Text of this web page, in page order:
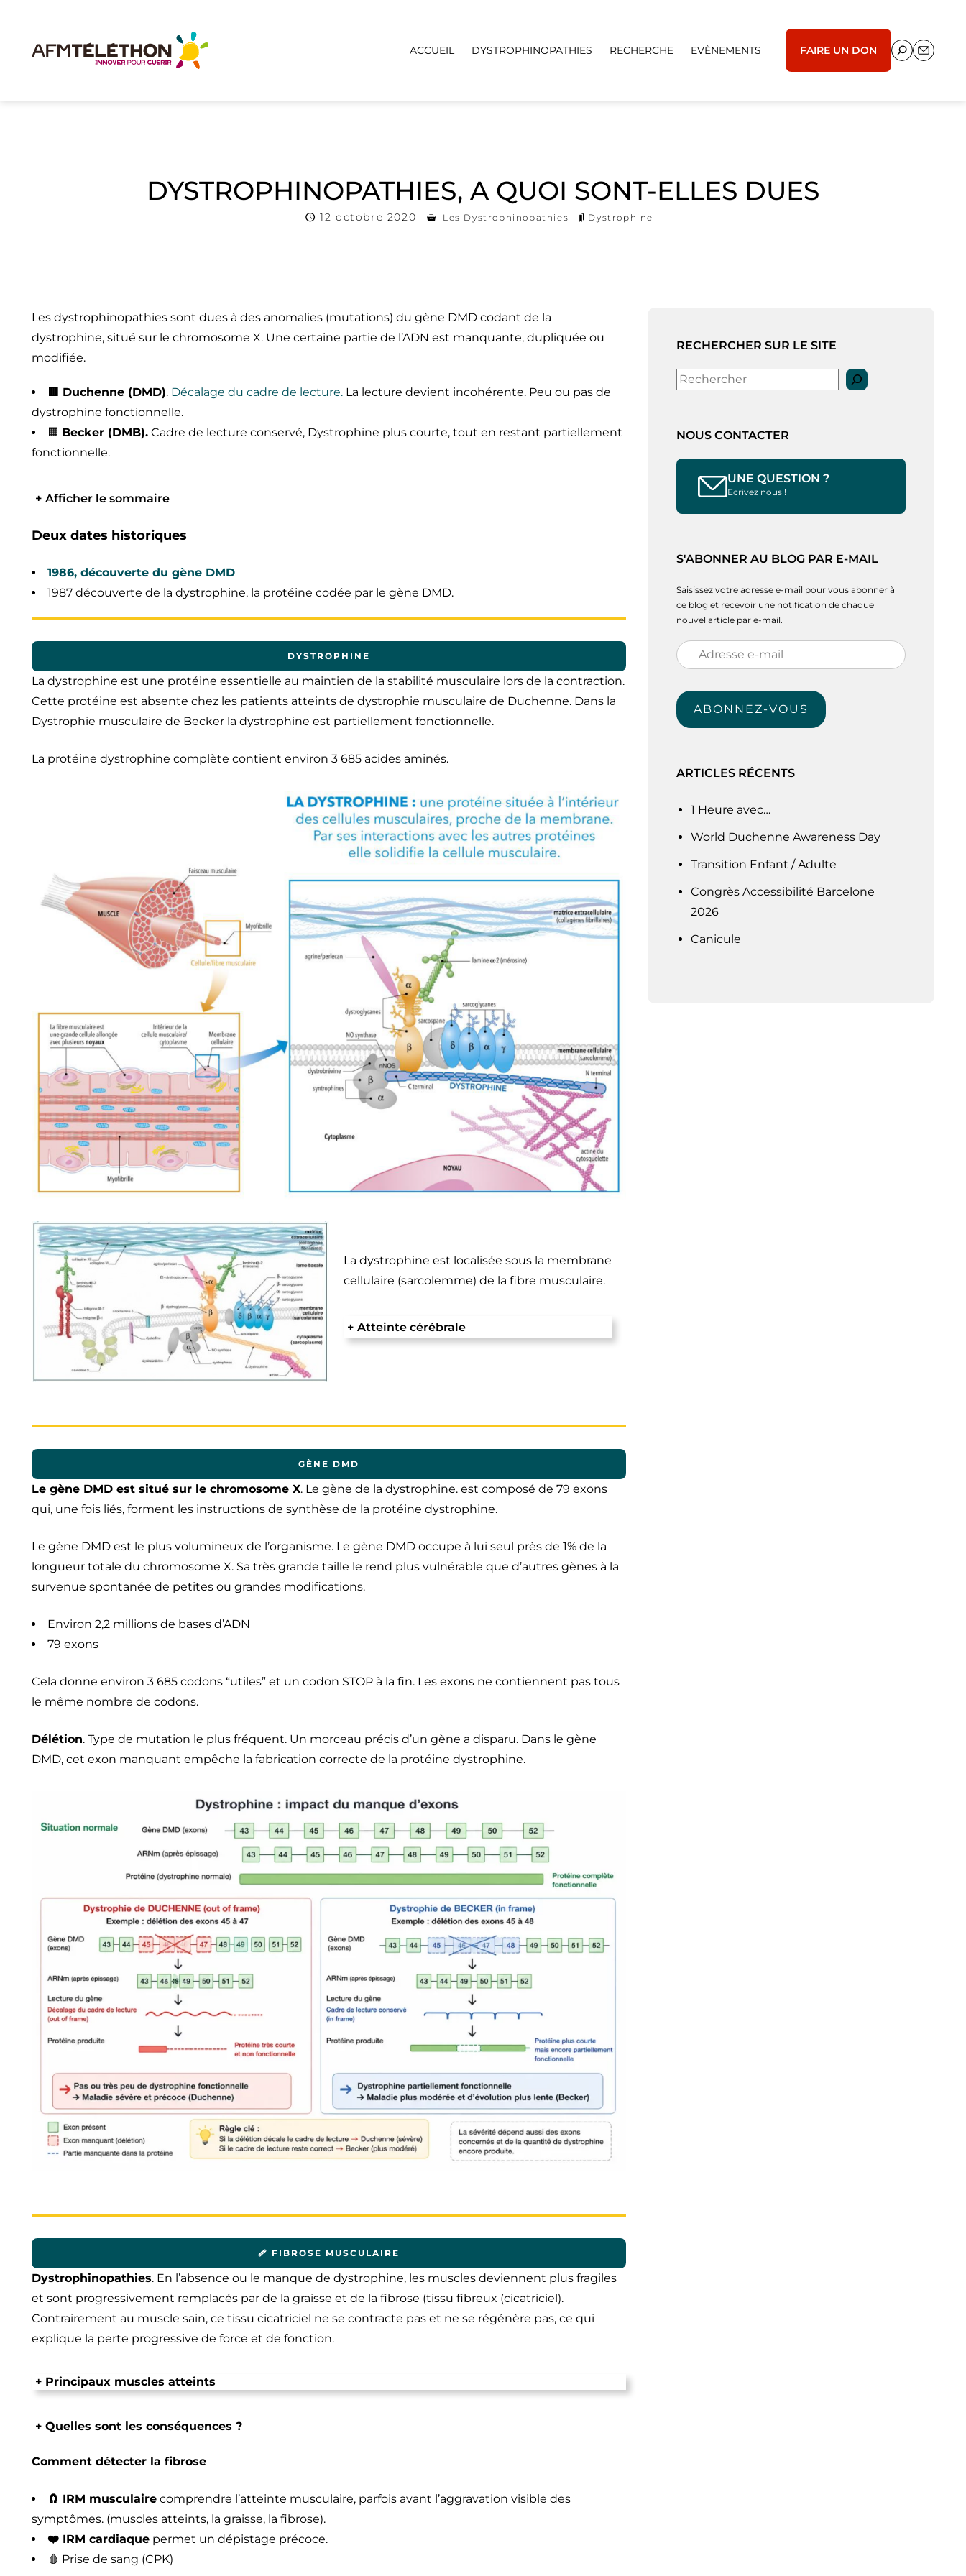
ACCUEIL DYSTROPHINOPATHIES RECHERCHE EVÈNEMENTS FAIRE UN DON
DYSTROPHINOPATHIES, A QUOI SONT-ELLES DUES
12 octobre 2020 Les Dystrophinopathies Dystrophine
Les dystrophinopathies sont dues à des anomalies (mutations) du gène DMD codant de la
dystrophine, situé sur le chromosome X. Une certaine partie de l’ADN est manquante, dupliquée ou
modifiée.
🟥 Duchenne (DMD). Décalage du cadre de lecture. La lecture devient incohérente. Peu ou pas de
dystrophine fonctionnelle.
🟧 Becker (DMB). Cadre de lecture conservé, Dystrophine plus courte, tout en restant partiellement
fonctionnelle.
+ Afficher le sommaire
Deux dates historiques
1986, découverte du gène DMD
1987 découverte de la dystrophine, la protéine codée par le gène DMD.
DYSTROPHINE
La dystrophine est une protéine essentielle au maintien de la stabilité musculaire lors de la contraction.
Cette protéine est absente chez les patients atteints de dystrophie musculaire de Duchenne. Dans la
Dystrophie musculaire de Becker la dystrophine est partiellement fonctionnelle.
La protéine dystrophine complète contient environ 3 685 acides aminés.
La dystrophine est localisée sous la membrane
cellulaire (sarcolemme) de la fibre musculaire.
+ Atteinte cérébrale
GÈNE DMD
Le gène DMD est situé sur le chromosome X. Le gène de la dystrophine. est composé de 79 exons
qui, une fois liés, forment les instructions de synthèse de la protéine dystrophine.
Le gène DMD est le plus volumineux de l’organisme. Le gène DMD occupe à lui seul près de 1% de la
longueur totale du chromosome X. Sa très grande taille le rend plus vulnérable que d’autres gènes à la
survenue spontanée de petites ou grandes modifications.
Environ 2,2 millions de bases d’ADN
79 exons
Cela donne environ 3 685 codons “utiles” et un codon STOP à la fin. Les exons ne contiennent pas tous
le même nombre de codons.
Délétion. Type de mutation le plus fréquent. Un morceau précis d’un gène a disparu. Dans le gène
DMD, cet exon manquant empêche la fabrication correcte de la protéine dystrophine.
🩹 FIBROSE MUSCULAIRE
Dystrophinopathies. En l’absence ou le manque de dystrophine, les muscles deviennent plus fragiles
et sont progressivement remplacés par de la graisse et de la fibrose (tissu fibreux (cicatriciel).
Contrairement au muscle sain, ce tissu cicatriciel ne se contracte pas et ne se régénère pas, ce qui
explique la perte progressive de force et de fonction.
+ Principaux muscles atteints
+ Quelles sont les conséquences ?
Comment détecter la fibrose
🧲 IRM musculaire comprendre l’atteinte musculaire, parfois avant l’aggravation visible des
symptômes. (muscles atteints, la graisse, la fibrose).
❤️ IRM cardiaque permet un dépistage précoce.
🩸 Prise de sang (CPK)
RECHERCHER SUR LE SITE
Rechercher
NOUS CONTACTER
UNE QUESTION ?
Ecrivez nous !
S'ABONNER AU BLOG PAR E-MAIL
Saisissez votre adresse e-mail pour vous abonner à
ce blog et recevoir une notification de chaque
nouvel article par e-mail.
Adresse
e-
mail
ABONNEZ-VOUS
ARTICLES RÉCENTS
1 Heure avec…
World Duchenne Awareness Day
Transition Enfant / Adulte
Congrès Accessibilité Barcelone
2026
Canicule